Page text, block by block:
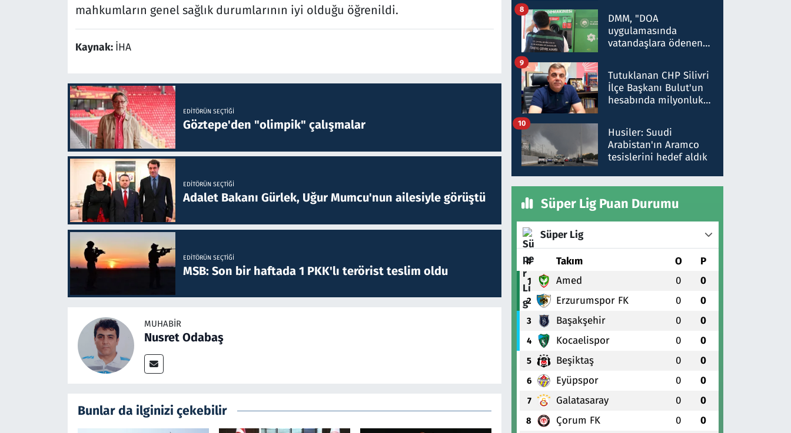
mahkumların genel sağlık durumlarının iyi olduğu öğrenildi.
Kaynak: İHA
EDITÖRÜN SEÇTIĞI
Göztepe'den "olimpik" çalışmalar
EDITÖRÜN SEÇTIĞI
Adalet Bakanı Gürlek, Uğur Mumcu'nun ailesiyle görüştü
EDITÖRÜN SEÇTIĞI
MSB: Son bir haftada 1 PKK'lı terörist teslim oldu
MUHABIR
Nusret Odabaş
Bunlar da ilginizi çekebilir
DMM, "DOA
uygulamasında
vatandaşlara ödenen
düşürüldüğü" iddiasını
yalanladı
8
Tutuklanan CHP Silivri
İlçe Başkanı Bulut'un
hesabında milyonluk
talimat verdi, ben
gönderdim
9
Husiler: Suudi
Arabistan'ın Aramco
tesislerini hedef aldık
10
Süper Lig Puan Durumu
Süper Lig
# Takım O P
1 Amed 0 0
2 Erzurumspor FK 0 0
3 Başakşehir 0 0
4 Kocaelispor 0 0
5 Beşiktaş 0 0
6 Eyüpspor 0 0
7 Galatasaray 0 0
8 Çorum FK 0 0